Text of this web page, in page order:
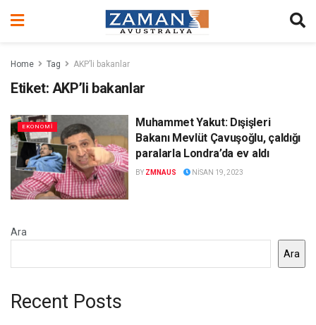
Home Tag AKP’li bakanlar
Etiket: AKP’li bakanlar
EKONOMİ
Muhammet Yakut: Dışişleri
Bakanı Mevlüt Çavuşoğlu, çaldığı
paralarla Londra’da ev aldı
BY ZMNAUS NISAN 19, 2023
Ara
Ara
Recent Posts